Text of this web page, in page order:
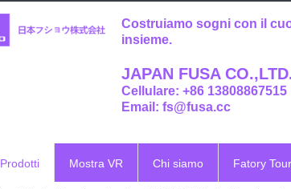
Costruiamo sogni con il
insieme.
JAPAN FUSA
Cellulare: +86 13808867515
Email: fs@fusa.cc
Prodotti Mostra VR Chi siamo Fatory Tour